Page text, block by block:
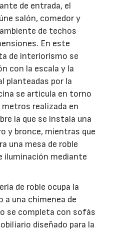
de entrada, el
salón, comedor y
de techos
En este
de interiorismo se
con la escala y la
planteadas por la
se articula en torno
realizada en
la que se instala una
y bronce, mientras que
una mesa de roble
iluminación mediante
de roble ocupa la
a una chimenea de
se completa con sofás
diseñado para la